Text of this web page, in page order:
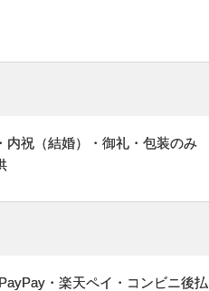
内祝（結婚）・御礼・包装のみ
・楽天ペイ・コンビニ後払